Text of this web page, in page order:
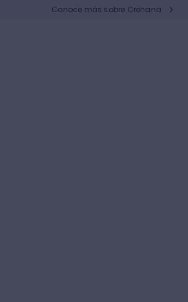
Conoce más sobre Crehana